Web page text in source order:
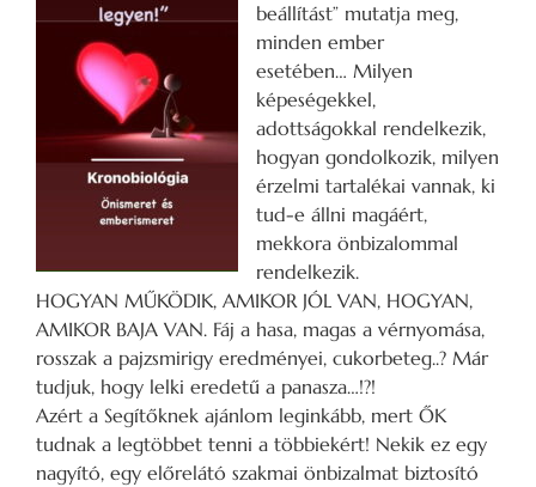
beállítást” mutatja meg,
minden ember
esetében… Milyen
képeségekkel,
adottságokkal rendelkezik,
hogyan gondolkozik, milyen
érzelmi tartalékai vannak, ki
tud-e állni magáért,
mekkora önbizalommal
rendelkezik.
HOGYAN MŰKÖDIK, AMIKOR JÓL VAN, HOGYAN,
AMIKOR BAJA VAN. Fáj a hasa, magas a vérnyomása,
rosszak a pajzsmirigy eredményei, cukorbeteg..? Már
tudjuk, hogy lelki eredetű a panasza…!?!
Azért a Segítőknek ajánlom leginkább, mert ŐK
tudnak a legtöbbet tenni a többiekért! Nekik ez egy
nagyító, egy előrelátó szakmai önbizalmat biztosító